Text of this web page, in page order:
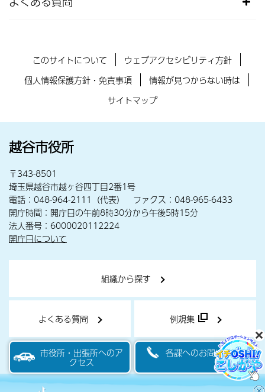
このサイトについて
ウェブアクセシビリティ方針
個人情報保護方針・免責事項
情報が見つからない時は
サイトマップ
越谷市役所
〒343-8501
埼玉県越谷市越ヶ谷四丁目2番1号
電話：048-964-2111（代表） ファクス：048-965-6433
開庁時間：開庁日の午前8時30分から午後5時15分
法人番号：6000020112224
開庁日について
組織から探す
よくある質問 例規集
市役所・出張所へのア
クセス
各課へのお問い合わせ